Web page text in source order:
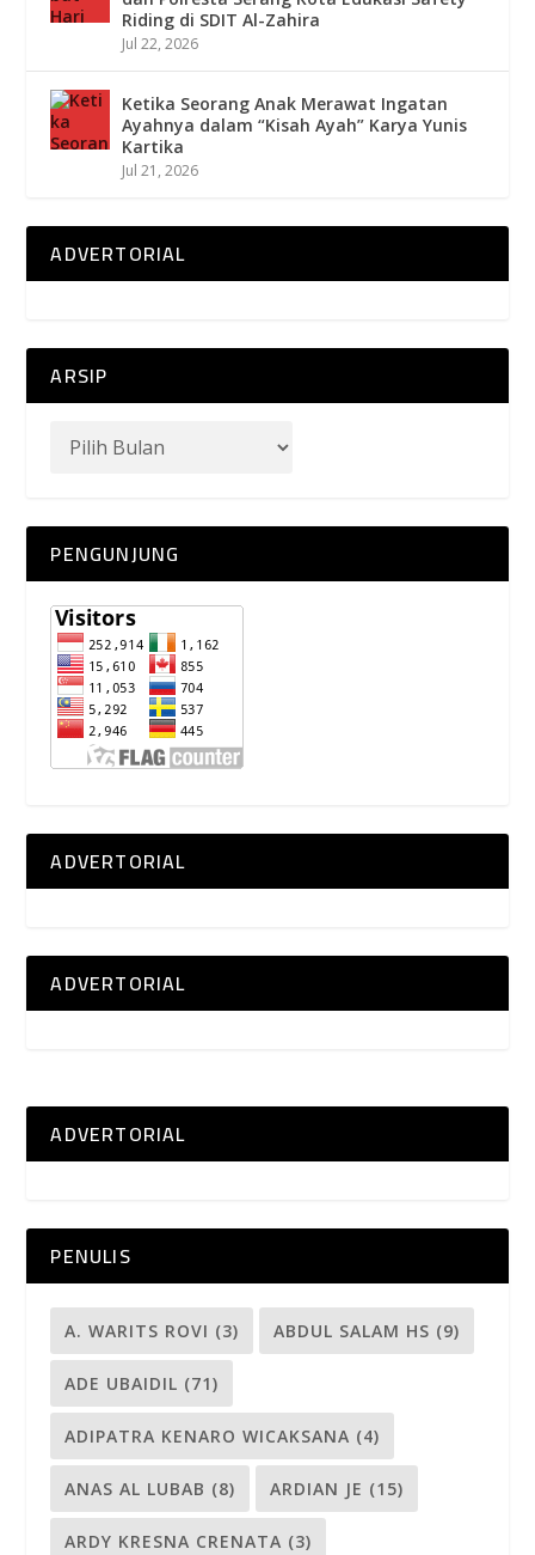
Riding di SDIT Al-Zahira
Jul 22, 2026
Ketika Seorang Anak Merawat Ingatan
Ayahnya dalam “Kisah Ayah” Karya Yunis
Kartika
Jul 21, 2026
ADVERTORIAL
ARSIP
PENGUNJUNG
ADVERTORIAL
ADVERTORIAL
ADVERTORIAL
PENULIS
A. WARITS ROVI (3) ABDUL SALAM HS (9)
ADE UBAIDIL (71)
ADIPATRA KENARO WICAKSANA (4)
ANAS AL LUBAB (8) ARDIAN JE (15)
ARDY KRESNA CRENATA (3)